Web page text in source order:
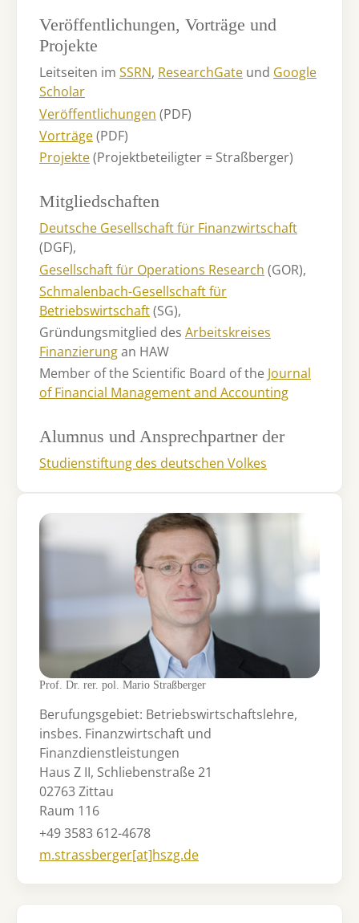
Veröffentlichungen, Vorträge und
Projekte
Leitseiten im SSRN, ResearchGate und Google
Scholar
Veröffentlichungen (PDF)
Vorträge(PDF)
Projekte(Projektbeteiligter = Straßberger)
Mitgliedschaften
Deutsche Gesellschaft für Finanzwirtschaft
(DGF),
Gesellschaft für Operations Research (GOR),
Schmalenbach-Gesellschaft für
Betriebswirtschaft(SG),
Gründungsmitglied des Arbeitskreises
Finanzierungan HAW
Member of the Scientific Board of the Journal
of Financial Management and Accounting
Alumnus und Ansprechpartner der
Studienstiftung des deutschen Volkes
Prof. Dr. rer. pol. Mario Straßberger
Berufungsgebiet: Betriebswirtschaftslehre,
insbes. Finanzwirtschaft und
Finanzdienstleistungen
Haus Z II, Schliebenstraße 21
02763 Zittau
Raum 116
+49 3583 612-4678
m.strassberger[at]hszg.de